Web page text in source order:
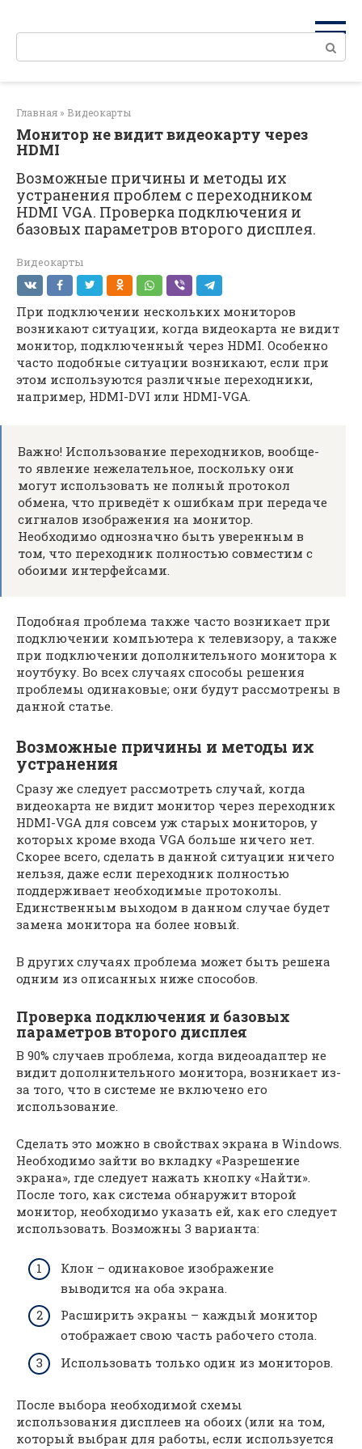
Поиск:
Главная » Видеокарты
Монитор не видит видеокарту через
HDMI
Возможные причины и методы их
устранения проблем с переходником
HDMI VGA. Проверка подключения и
базовых параметров второго дисплея.
Видеокарты
При подключении нескольких мониторов
возникают ситуации, когда видеокарта не видит
монитор, подключенный через HDMI. Особенно
часто подобные ситуации возникают, если при
этом используются различные переходники,
например, HDMI-DVI или HDMI-VGA.
Важно! Использование переходников, вообще-
то явление нежелательное, поскольку они
могут использовать не полный протокол
обмена, что приведёт к ошибкам при передаче
сигналов изображения на монитор.
Необходимо однозначно быть уверенным в
том, что переходник полностью совместим с
обоими интерфейсами.
Подобная проблема также часто возникает при
подключении компьютера к телевизору, а также
при подключении дополнительного монитора к
ноутбуку. Во всех случаях способы решения
проблемы одинаковые; они будут рассмотрены в
данной статье.
Возможные причины и методы их
устранения
Сразу же следует рассмотреть случай, когда
видеокарта не видит монитор через переходник
HDMI-VGA для совсем уж старых мониторов, у
которых кроме входа VGA больше ничего нет.
Скорее всего, сделать в данной ситуации ничего
нельзя, даже если переходник полностью
поддерживает необходимые протоколы.
Единственным выходом в данном случае будет
замена монитора на более новый.
В других случаях проблема может быть решена
одним из описанных ниже способов.
Проверка подключения и базовых
параметров второго дисплея
В 90% случаев проблема, когда видеоадаптер не
видит дополнительного монитора, возникает из-
за того, что в системе не включено его
использование.
Сделать это можно в свойствах экрана в Windows.
Необходимо зайти во вкладку «Разрешение
экрана», где следует нажать кнопку «Найти».
После того, как система обнаружит второй
монитор, необходимо указать ей, как его следует
использовать. Возможны 3 варианта:
Клон – одинаковое изображение
выводится на оба экрана.
Расширить экраны – каждый монитор
отображает свою часть рабочего стола.
Использовать только один из мониторов.
После выбора необходимой схемы
использования дисплеев на обоих (или на том,
который выбран для работы, если используется